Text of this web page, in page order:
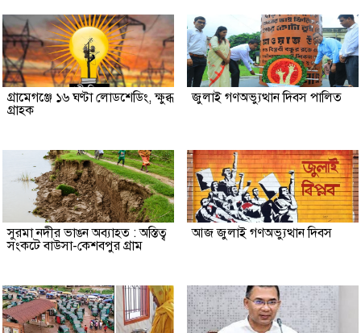
গ্রামেগঞ্জে ১৬ ঘণ্টা লোডশেডিং, ক্ষুব্ধ
গ্রাহক
জুলাই গণঅভ্যুত্থান দিবস পালিত
সুরমা নদীর ভাঙন অব্যাহত : অস্তিত্ব
সংকটে বাউসা-কেশবপুর গ্রাম
আজ জুলাই গণঅভ্যুত্থান দিবস